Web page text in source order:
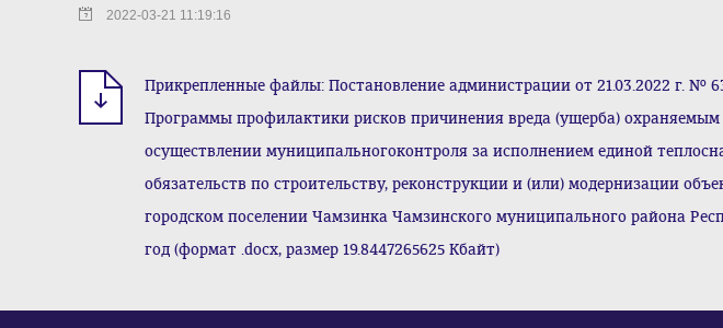
2022-03-21 11:19:16
Прикрепленные файлы: Постановление администрации от 21.03.2022 г. №
Программы профилактики рисков причинения вреда (ущерба)
осуществлении муниципальногоконтроля за исполнением единой
обязательств по строительству, реконструкции и (или) модернизации
городском поселении Чамзинка Чамзинского муниципального района
год (формат .docx, размер 19.8447265625 Кбайт)